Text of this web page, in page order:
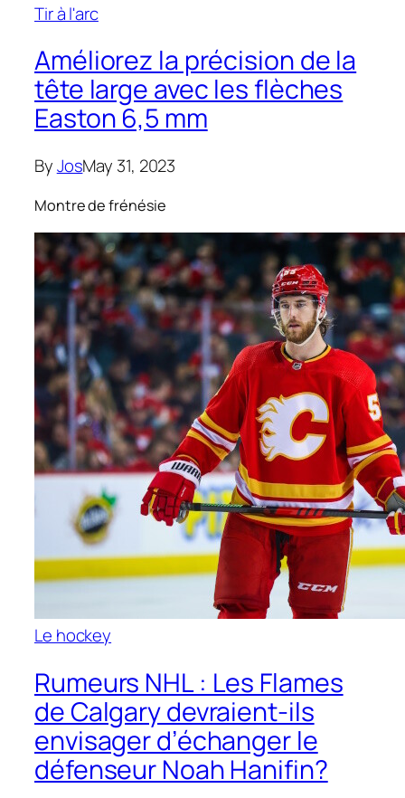
Tir à l'arc
Améliorez la précision de la
tête large avec les flèches
Easton 6,5 mm
ByJosMay 31, 2023
Montre de frénésie
Le hockey
Rumeurs NHL : Les Flames
de Calgary devraient-ils
envisager d’échanger le
défenseur Noah Hanifin?